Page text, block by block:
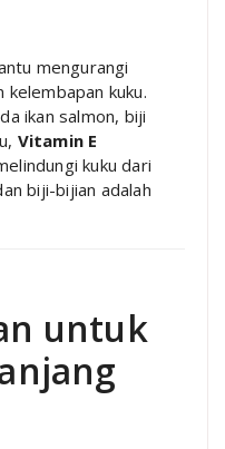
mengurangi
kelembapan kuku.
ikan salmon, biji
Vitamin E
kuku dari
biji-bijian adalah
untuk